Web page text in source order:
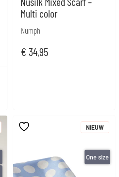
Multi color
Numph
€ 34,95
NIEUW
One size